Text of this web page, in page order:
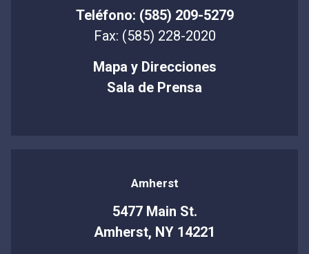
Teléfono: (585) 209-5279
Fax: (585) 228-2020
Mapa y Direcciones
Sala de Prensa
Amherst
5477 Main St.
Amherst, NY 14221